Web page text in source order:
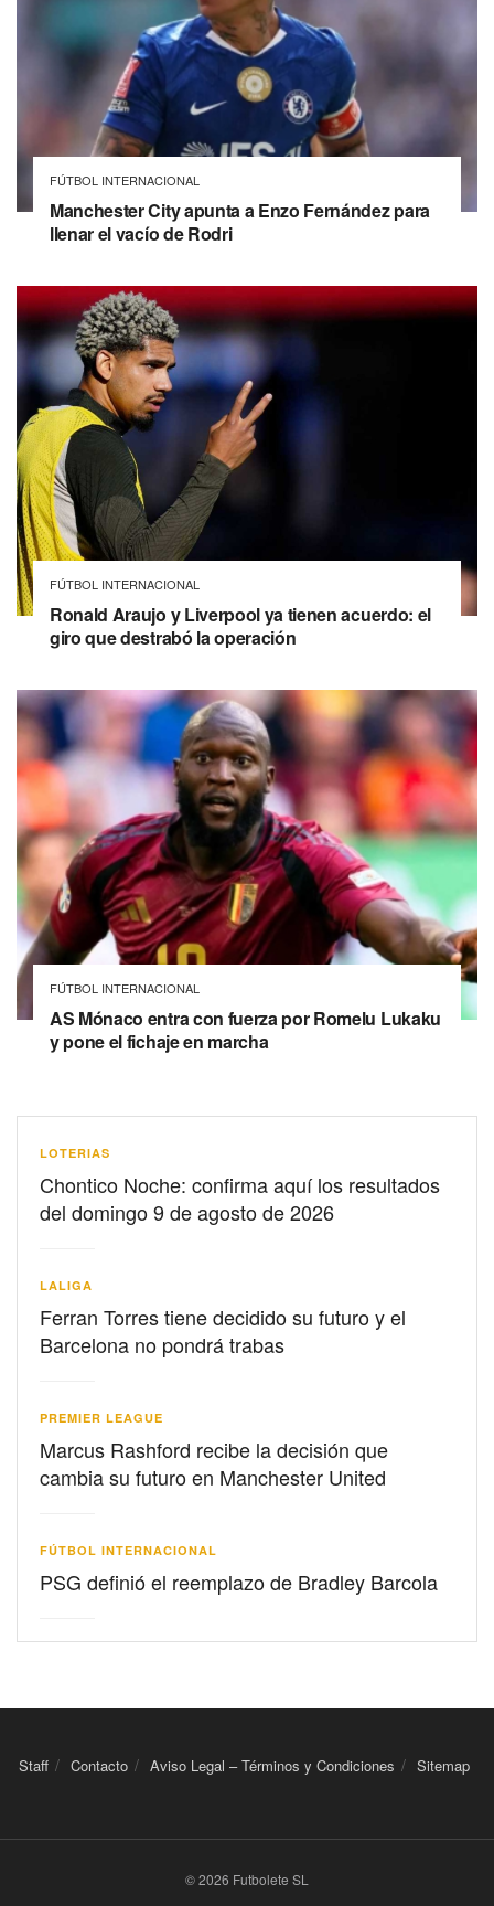
FÚTBOL INTERNACIONAL
Manchester City apunta a Enzo Fernández para
llenar el vacío de Rodri
FÚTBOL INTERNACIONAL
Ronald Araujo y Liverpool ya tienen acuerdo: el
giro que destrabó la operación
FÚTBOL INTERNACIONAL
AS Mónaco entra con fuerza por Romelu Lukaku
y pone el fichaje en marcha
LOTERIAS
Chontico Noche: confirma aquí los resultados
del domingo 9 de agosto de 2026
LALIGA
Ferran Torres tiene decidido su futuro y el
Barcelona no pondrá trabas
PREMIER LEAGUE
Marcus Rashford recibe la decisión que
cambia su futuro en Manchester United
FÚTBOL INTERNACIONAL
PSG definió el reemplazo de Bradley Barcola
Staff Contacto Aviso Legal – Términos y Condiciones Sitemap
© 2026 Futbolete SL